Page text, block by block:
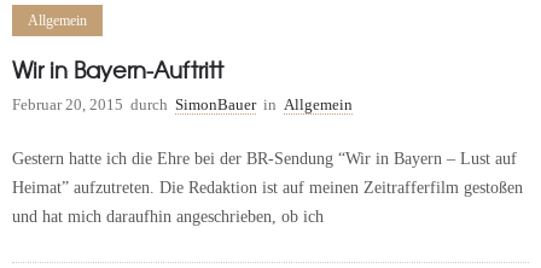
Allgemein
Wir in Bayern-Auftritt
Februar 20, 2015 durch SimonBauer in Allgemein
Gestern hatte ich die Ehre bei der BR-Sendung “Wir in Bayern – Lust auf
Heimat” aufzutreten. Die Redaktion ist auf meinen Zeitrafferfilm gestoßen
und hat mich daraufhin angeschrieben, ob ich